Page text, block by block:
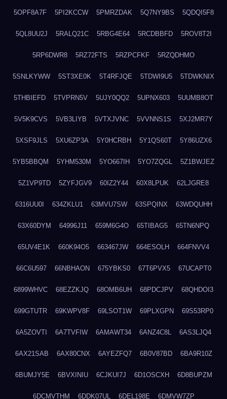
5OPF8A7F 5PI2KCCW 5PMRZDAK 5Q7NY9BS 5QDQI5F8
5QL8UU2J 5RALQ21C 5RBG4E64 5RCDBBFD 5ROV8T2I
5RP6DWR8 5RZ72FTS 5RZPCFKF 5RZQDHMO
5SNLKYWW 5ST3XE0K 5T4RFJQE 5TDWI9U5 5TDWKNIX
5THBIEFD 5TVPRN5V 5UJY0QQ2 5UPNX603 5UUMB8OT
5V5K9CVS 5VB3LIYB 5VTXJVNC 5VVNNS1S 5XJ2MR7Y
5XSF9JLS 5XU6ZP3A 5Y0HCRBH 5Y1QS60T 5Y86UZX6
5YB5BBQM 5YHM530M 5YO667IH 5YO7ZQGL 5Z1BWJEZ
5Z1VP9TD 5ZYFJGV9 60IZ2Y44 60X8LPUK 62LJGRE8
6316UU0I 634ZKLU1 63MVU7SW 63SPQINX 63WDQUHH
63X60DYM 64996J11 659M6G4O 65TIBAG5 65TN6NPQ
65UV4E1K 660K94O5 663467JW 664ESOLH 664FNVV4
66C6U597 66NBHAON 675YBKS0 67T6PVX5 67UCAPT0
6899WHVC 68EZZKJQ 68OMB6UH 68PDCJPV 68QHDOI3
699GTUTR 69KWPV8F 69LSOT1W 69PLXGPN 69S53RP0
6A5ZOVTI 6A7TVFIW 6AMAWT34 6ANZ4C8L 6AS3LJQ4
6AX21SAB 6AX80CNX 6AYEZFQ7 6B0V87BD 6BA9R10Z
6BUMJY5E 6BVXINIU 6CJKUI7J 6D1OSCXH 6D8BUPZM
6DCMVTHM 6DDK07UL 6DEL198E 6DMVW7ZP